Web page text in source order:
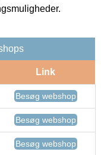
Link
Besøg webshop
Besøg webshop
Besøg webshop